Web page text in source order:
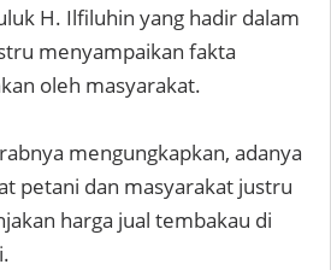
H. Ilfiluhin yang hadir dalam
menyampaikan fakta
oleh masyarakat.
mengungkapkan, adanya
petani dan masyarakat justru
harga jual tembakau di